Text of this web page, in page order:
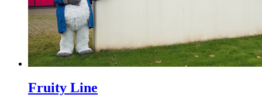
Fruity Line